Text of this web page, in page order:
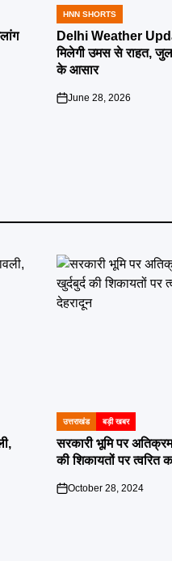
POSTED
IN
HNN SHORTS
Delhi Weather
मिलेगी उमस से राहत,
के आसार
on
June 28, 2026
POSTED
IN
उत्तराखंड बड़ी खबर
सरकारी भूमि पर
की शिकायतों पर त्वरित
on
October 28, 2024